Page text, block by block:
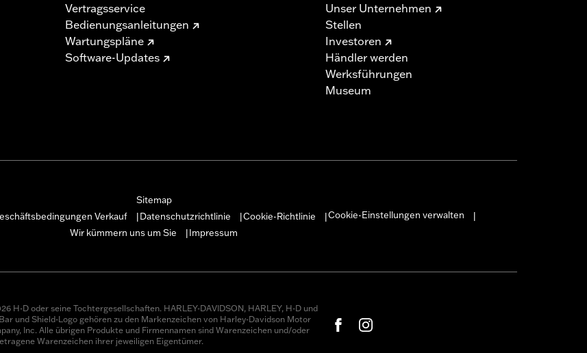
Vertragsservice
Bedienungsanleitungen
Wartungspläne
Software-Updates
Unser Unternehmen
Stellen
Investoren
Händler werden
Werksführungen
Museum
Sitemap
Verkauf Datenschutzrichtlinie Cookie-Richtlinie Cookie-Einstellungen verwalten
Wir kümmern uns um Sie
Impressum
H-D oder seine Tochtergesellschaften. HARLEY-DAVIDSON, HARLEY, H-D und
und Shield-Logo gehören zu den Markenzeichen von Harley-Davidson Motor
Inc. Alle übrigen Produkte und Firmennamen sind Warenzeichen und/oder
Warenzeichen ihrer jeweiligen Eigentümer.